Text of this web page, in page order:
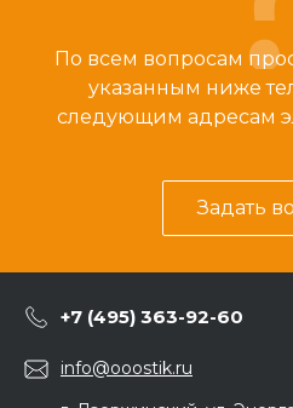
По всем вопросам
указанным ниже
следующим адресам
Задать
+7 (495) 363-92-60
info@ooostik.ru